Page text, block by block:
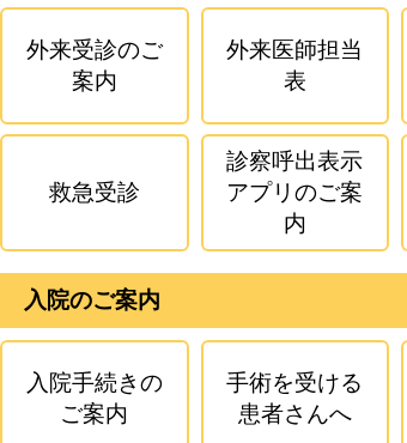
外来受診のご
案内
外来医師担当
表
救急受診
診察呼出表示
アプリのご案
内
入院のご案内
入院手続きの
ご案内
手術を受ける
患者さんへ